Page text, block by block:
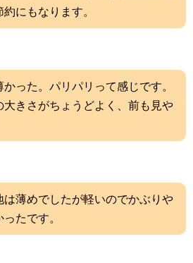
にもなります。
った。パリパリって感じです。
きさがちょうどよく、前も見や
薄めでしたが軽いのでかぶりや
たです。